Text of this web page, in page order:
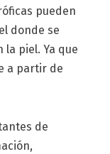
pueden
donde se
la piel. Ya que
a partir de
de